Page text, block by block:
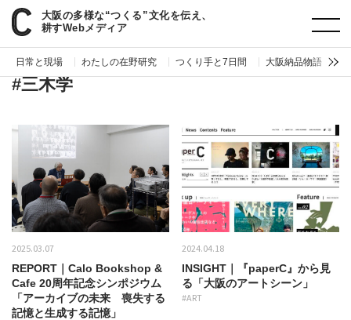
大阪の多様な“つくる”文化を伝え、
耕すWebメディア
日常と現場 わたしの在野研究 つくり手と7日間 大阪納品物語
paperC タグ 三木学
#三木学
2025.03.07
REPORT｜Calo Bookshop &
Cafe 20周年記念シンポジウム
「アーカイブの未来 喪失する
記憶と生成する記憶」
2024.04.18
INSIGHT｜『paperC』から見
る「大阪のアートシーン」
#ART